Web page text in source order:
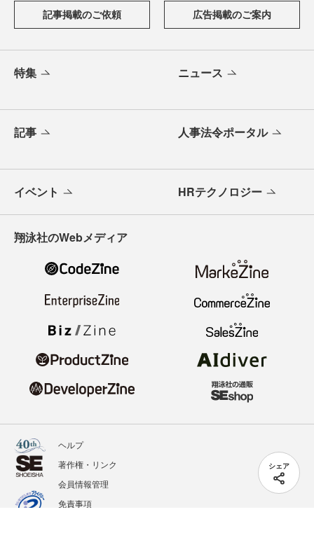
シェア
記事掲載のご依頼 広告掲載のご案内
特集 ニュース
記事 人事法令ポータル
イベント HRテクノロジー
翔泳社のWebメディア
ヘルプ
著作権・リンク
会員情報管理
免責事項